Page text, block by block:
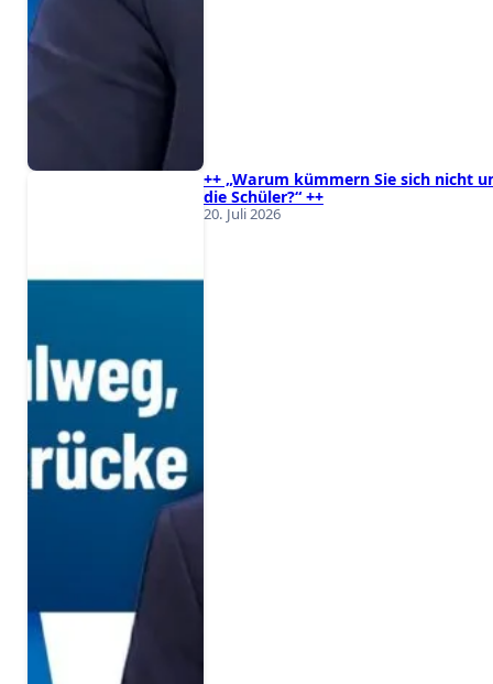
++ „Warum kümmern Sie sich nicht
die Schüler?“ ++
20. Juli 2026